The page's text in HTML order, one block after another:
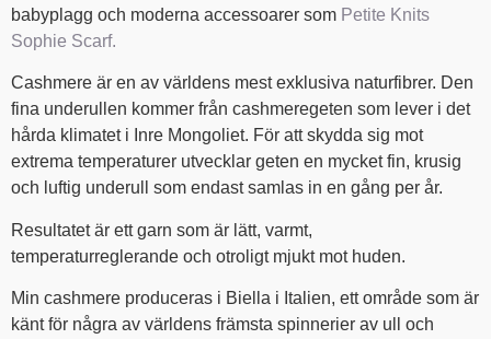
babyplagg och moderna accessoarer som Petite Knits
Sophie Scarf.
Cashmere är en av världens mest exklusiva naturfibrer. Den
fina underullen kommer från cashmeregeten som lever i det
hårda klimatet i Inre Mongoliet. För att skydda sig mot
extrema temperaturer utvecklar geten en mycket fin, krusig
och luftig underull som endast samlas in en gång per år.
Resultatet är ett garn som är lätt, varmt,
temperaturreglerande och otroligt mjukt mot huden.
Min cashmere produceras i Biella i Italien, ett område som är
känt för några av världens främsta spinnerier av ull och